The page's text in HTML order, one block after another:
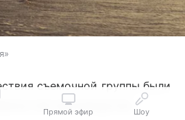
съемочной группы были
производства
Прямой эфир Шоу